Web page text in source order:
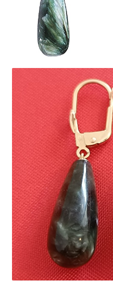
Seturi Perle cu Argint
Brățări cu Perle
Pandantive cu Perle
Brose cu Perle